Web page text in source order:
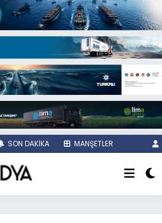
SON DAKİKA MANŞETLER